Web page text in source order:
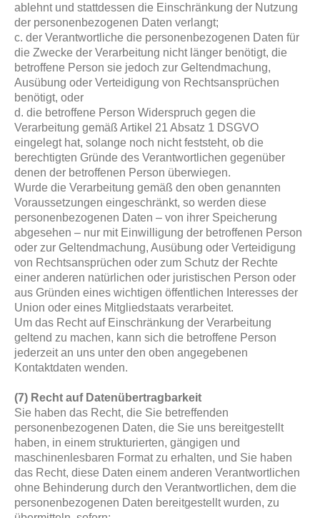
ablehnt und stattdessen die Einschränkung der Nutzung
der personenbezogenen Daten verlangt;
c. der Verantwortliche die personenbezogenen Daten für
die Zwecke der Verarbeitung nicht länger benötigt, die
betroffene Person sie jedoch zur Geltendmachung,
Ausübung oder Verteidigung von Rechtsansprüchen
benötigt, oder
d. die betroffene Person Widerspruch gegen die
Verarbeitung gemäß Artikel 21 Absatz 1 DSGVO
eingelegt hat, solange noch nicht feststeht, ob die
berechtigten Gründe des Verantwortlichen gegenüber
denen der betroffenen Person überwiegen.
Wurde die Verarbeitung gemäß den oben genannten
Voraussetzungen eingeschränkt, so werden diese
personenbezogenen Daten – von ihrer Speicherung
abgesehen – nur mit Einwilligung der betroffenen Person
oder zur Geltendmachung, Ausübung oder Verteidigung
von Rechtsansprüchen oder zum Schutz der Rechte
einer anderen natürlichen oder juristischen Person oder
aus Gründen eines wichtigen öffentlichen Interesses der
Union oder eines Mitgliedstaats verarbeitet.
Um das Recht auf Einschränkung der Verarbeitung
geltend zu machen, kann sich die betroffene Person
jederzeit an uns unter den oben angegebenen
Kontaktdaten wenden.
(7) Recht auf Datenübertragbarkeit
Sie haben das Recht, die Sie betreffenden
personenbezogenen Daten, die Sie uns bereitgestellt
haben, in einem strukturierten, gängigen und
maschinenlesbaren Format zu erhalten, und Sie haben
das Recht, diese Daten einem anderen Verantwortlichen
ohne Behinderung durch den Verantwortlichen, dem die
personenbezogenen Daten bereitgestellt wurden, zu